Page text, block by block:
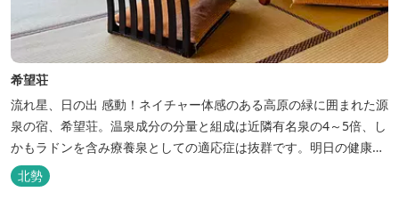
希望荘
流れ星、日の出 感動！ネイチャー体感のある高原の緑に囲まれた源
泉の宿、希望荘。温泉成分の分量と組成は近隣有名泉の4～5倍、し
かもラドンを含み療養泉としての適応症は抜群です。明日の健康
に、ご宿泊はもちろん日帰り入浴もお気軽にお立ち寄り下さい。 熱
気浴ラドンの泉も新たにオープン！ぜひご利用ください。
北勢